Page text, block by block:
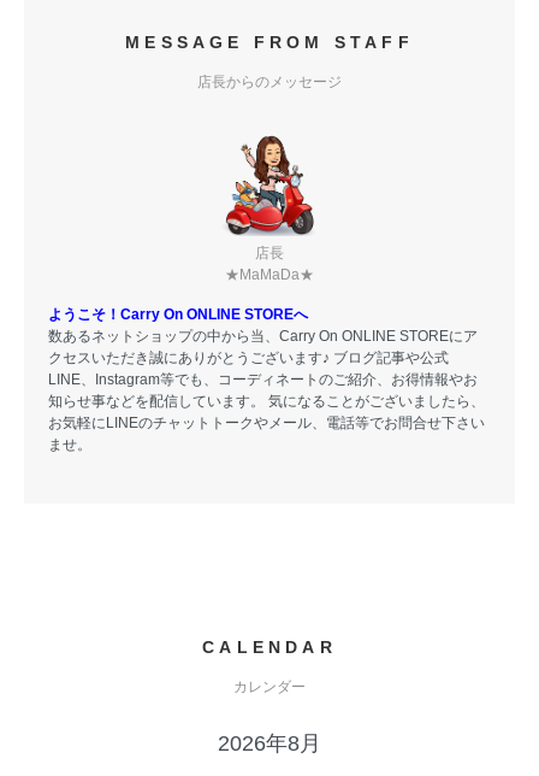
MESSAGE FROM STAFF
店長からのメッセージ
店長
★MaMaDa★
ようこそ！Carry On ONLINE STOREへ
数あるネットショップの中から当、Carry On ONLINE STOREにア
クセスいただき誠にありがとうございます♪ ブログ記事や公式
LINE、Instagram等でも、コーディネートのご紹介、お得情報やお
知らせ事などを配信しています。 気になることがございましたら、
お気軽にLINEのチャットトークやメール、電話等でお問合せ下さい
ませ。
CALENDAR
カレンダー
2026年8月